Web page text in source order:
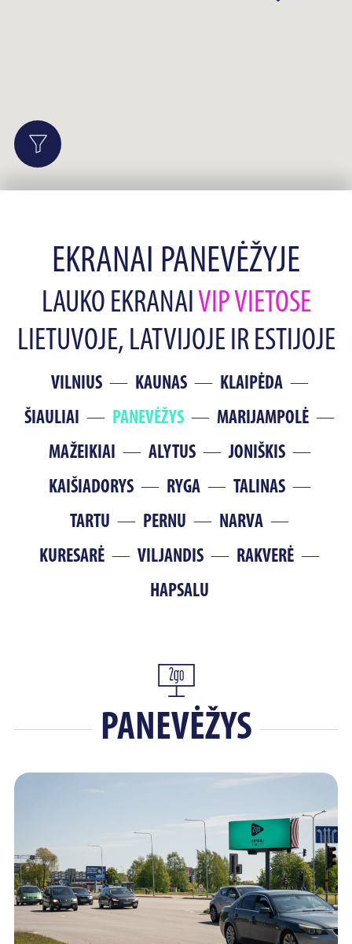
EKRANAI PANEVĖŽYJE
LAUKO EKRANAI VIP VIETOSE
LIETUVOJE, LATVIJOJE IR ESTIJOJE
VILNIUS KAUNAS
KLAIPĖDA
ŠIAULIAI
PANEVĖŽYS
MARIJAMPOLĖ
MAŽEIKIAI
ALYTUS
JONIŠKIS
KAIŠIADORYS
RYGA
TALINAS
TARTU
PERNU
NARVA
KURESARĖ
VILJANDIS
RAKVERĖ
HAPSALU
PANEVĖŽYS